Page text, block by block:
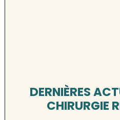
DERNIÈRES
CHIRURGIE